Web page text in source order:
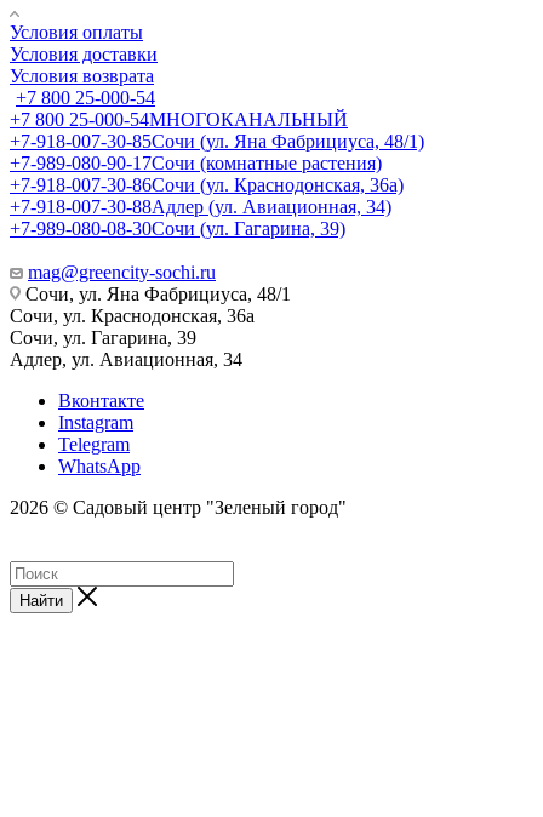
Условия оплаты
Условия доставки
Условия возврата
+7 800 25-000-54
+7 800 25-000-54МНОГОКАНАЛЬНЫЙ
+7-918-007-30-85Сочи (ул. Яна Фабрициуса, 48/1)
+7-989-080-90-17Сочи (комнатные растения)
+7-918-007-30-86Сочи (ул. Краснодонская, 36а)
+7-918-007-30-88Адлер (ул. Авиационная, 34)
+7-989-080-08-30Сочи (ул. Гагарина, 39)
mag@greencity-sochi.ru
Сочи, ул. Яна Фабрициуса, 48/1
Сочи, ул. Краснодонская, 36а
Сочи, ул. Гагарина, 39
Адлер, ул. Авиационная, 34
Вконтакте
Instagram
Telegram
WhatsApp
2026 © Садовый центр "Зеленый город"
Найти